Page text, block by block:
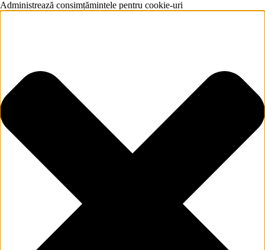
Administrează consimțămintele pentru cookie-uri